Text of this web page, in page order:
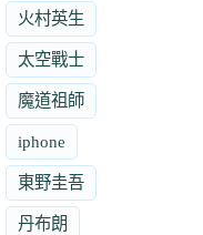
火村英生
太空戰士
魔道祖師
iphone
東野圭吾
丹布朗